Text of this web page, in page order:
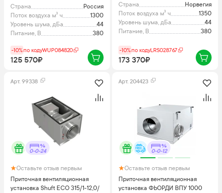
Страна
Россия
Поток воздуха м³ ч
1300
Уровень шума, дБа
44
Питание, В
380
-10%по кодуWUP084820
125 570₽
Страна
Норвегия
Поток воздуха м³ ч
1350
Уровень шума, дБа
44
Питание, В
380
-10%по кодуLRS028767
173 370₽
Арт. 99338
0-0-24
Оставьте отзыв первым
Приточная вентиляционная
установка Shuft ECO 315/1-12,0/
Арт. 204423
0-0-12
Оставьте отзыв первым
Приточная вентиляционная
установка ФЬОРДИ ВПУ 1000